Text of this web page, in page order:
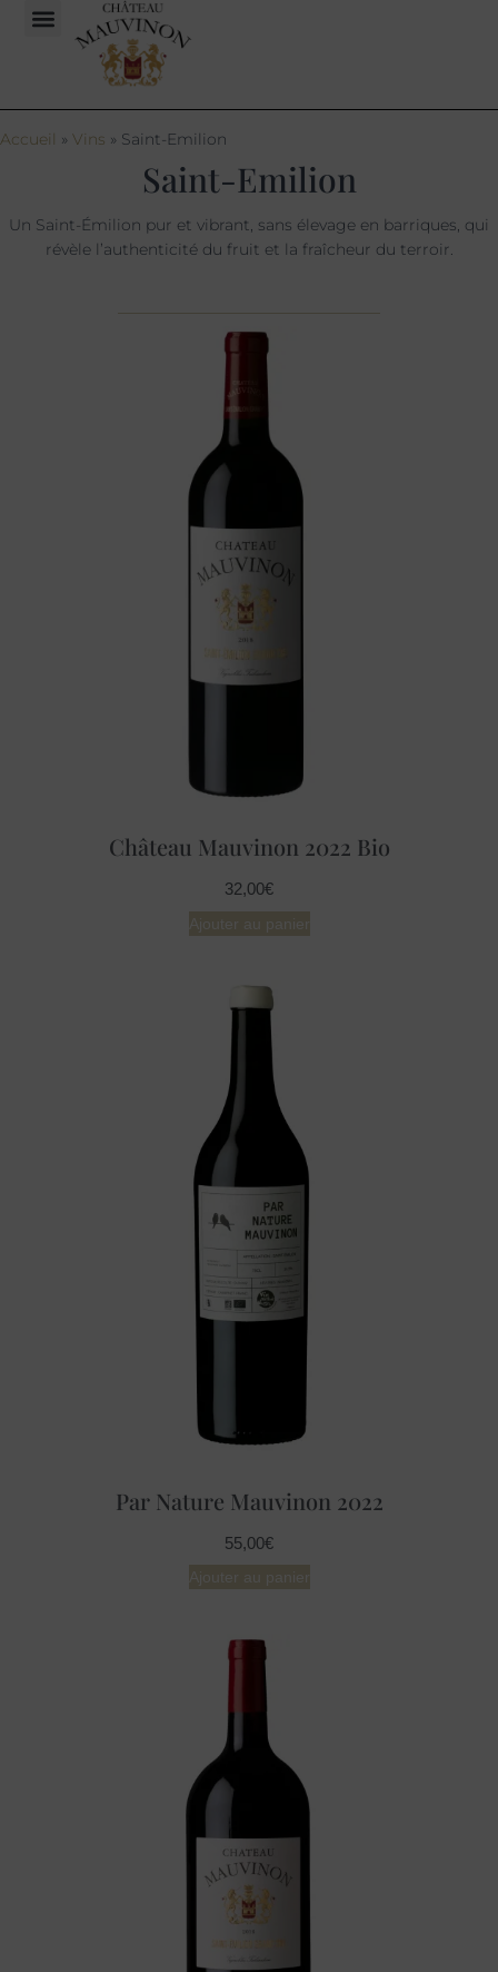
Accueil » Vins » Saint-Emilion
Saint-Emilion
Un Saint-Émilion pur et vibrant, sans élevage en barriques, qui
révèle l’authenticité du fruit et la fraîcheur du terroir.
Château Mauvinon 2022 Bio
32,00€
Ajouter au panier
Par Nature Mauvinon 2022
55,00€
Ajouter au panier